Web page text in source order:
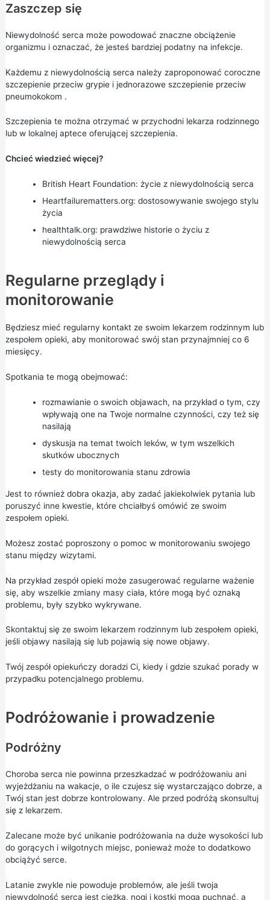
Zaszczep się
Niewydolność serca może powodować znaczne obciążenie
organizmu i oznaczać, że jesteś bardziej podatny na infekcje.
Każdemu z niewydolnością serca należy zaproponować coroczne
szczepienie przeciw grypiei jednorazowe szczepienie przeciw
pneumokokom .
Szczepienia te można otrzymać w przychodni lekarza rodzinnego
lub w lokalnej aptece oferującej szczepienia.
Chcieć wiedzieć więcej?
British Heart Foundation: życie z niewydolnością serca
Heartfailurematters.org: dostosowywanie swojego stylu
życia
healthtalk.org: prawdziwe historie o życiu z
niewydolnością serca
Regularne przeglądy i
monitorowanie
Będziesz mieć regularny kontakt ze swoim lekarzem rodzinnym lub
zespołem opieki, aby monitorować swój stan przynajmniej co 6
miesięcy.
Spotkania te mogą obejmować:
rozmawianie o swoich objawach, na przykład o tym, czy
wpływają one na Twoje normalne czynności, czy też się
nasilają
dyskusja na temat twoich leków, w tym wszelkich
skutków ubocznych
testy do monitorowania stanu zdrowia
Jest to również dobra okazja, aby zadać jakiekolwiek pytania lub
poruszyć inne kwestie, które chciałbyś omówić ze swoim
zespołem opieki.
Możesz zostać poproszony o pomoc w monitorowaniu swojego
stanu między wizytami.
Na przykład zespół opieki może zasugerować regularne ważenie
się, aby wszelkie zmiany masy ciała, które mogą być oznaką
problemu, były szybko wykrywane.
Skontaktuj się ze swoim lekarzem rodzinnym lub zespołem opieki,
jeśli objawy nasilają się lub pojawią się nowe objawy.
Twój zespół opiekuńczy doradzi Ci, kiedy i gdzie szukać porady w
przypadku potencjalnego problemu.
Podróżowanie i prowadzenie
Podróżny
Choroba serca nie powinna przeszkadzać w podróżowaniu ani
wyjeżdżaniu na wakacje, o ile czujesz się wystarczająco dobrze, a
Twój stan jest dobrze kontrolowany. Ale przed podróżą skonsultuj
się z lekarzem.
Zalecane może być unikanie podróżowania na duże wysokości lub
do gorących i wilgotnych miejsc, ponieważ może to dodatkowo
obciążyć serce.
Latanie zwykle nie powoduje problemów, ale jeśli twoja
niewydolność serca jest ciężka, nogi i kostki mogą puchnąć, a